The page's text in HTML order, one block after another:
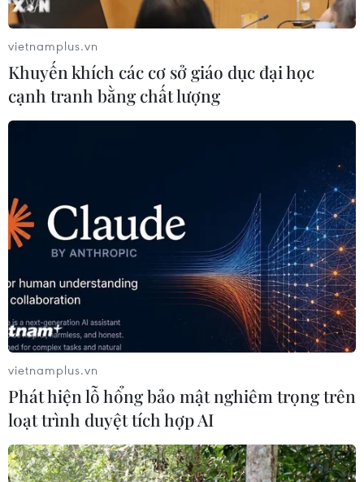
Ngày thẻ Việt Nam tạo cảm hứng cho giới
trẻ trong thanh toán
29/10/2020 07:42
Ngày thẻ Việt Nam 2020 sẽ tạo cơ hội, truyền cảm
hứng cho giới trẻ Việt Nam tiếp cận, trải nghiệm các
dịch vụ ngân hàng, thanh toán hiện đại, hình thành thói
quen thanh toán không dùng tiền mặt.
vietnamplus.vn
Khuyến khích các cơ sở giáo dục đại học
cạnh tranh bằng chất lượng
vietnamplus.vn
Phát hiện lỗ hổng bảo mật nghiêm trọng trên
loạt trình duyệt tích hợp AI